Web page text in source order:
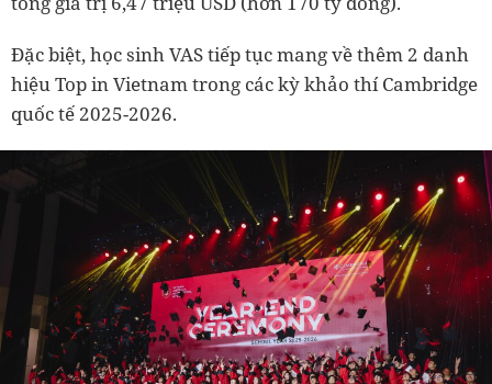
Đặc biệt, học sinh VAS tiếp tục mang về thêm 2 danh
hiệu Top in Vietnam trong các kỳ khảo thí Cambridge
quốc tế 2025-2026.